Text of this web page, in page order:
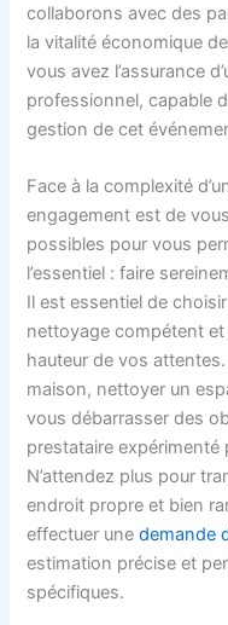
collaborons avec des
la vitalité économique
vous avez l’assurance
professionnel, capable
gestion de cet
Face à la complexité
engagement est de
possibles pour vous
l’essentiel : faire
Il est essentiel de
nettoyage compétent et
hauteur de vos
maison, nettoyer un
vous débarrasser des
prestataire expérimenté
N’attendez plus pour
endroit propre et bien
effectuer unedemande
estimation précise et
spécifiques.